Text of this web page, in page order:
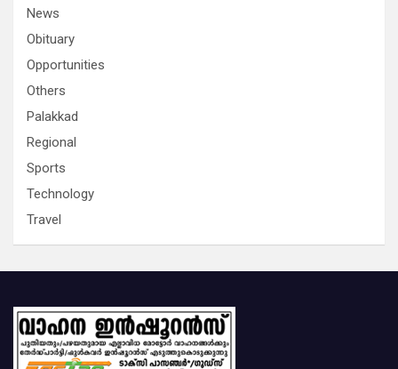
News
Obituary
Opportunities
Others
Palakkad
Regional
Sports
Technology
Travel